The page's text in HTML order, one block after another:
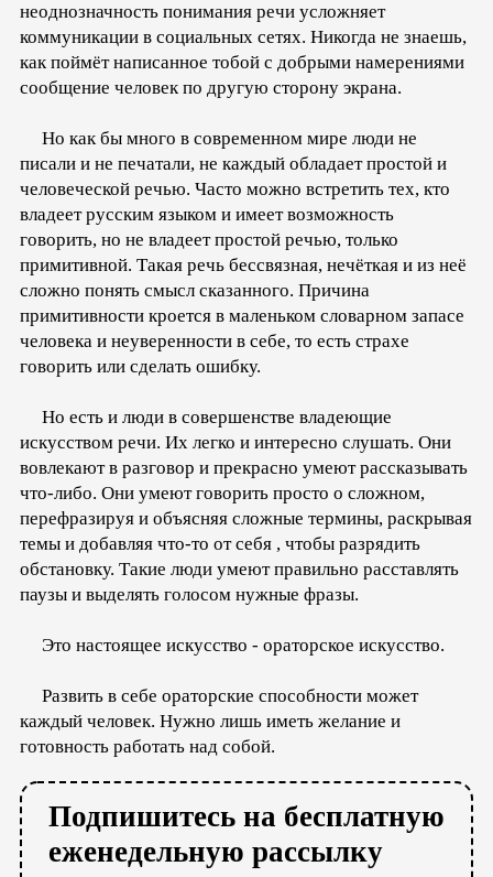
неоднозначность понимания речи усложняет
коммуникации в социальных сетях. Никогда не знаешь,
как поймёт написанное тобой с добрыми намерениями
сообщение человек по другую сторону экрана.
Но как бы много в современном мире люди не
писали и не печатали, не каждый обладает простой и
человеческой речью. Часто можно встретить тех, кто
владеет русским языком и имеет возможность
говорить, но не владеет простой речью, только
примитивной. Такая речь бессвязная, нечёткая и из неё
сложно понять смысл сказанного. Причина
примитивности кроется в маленьком словарном запасе
человека и неуверенности в себе, то есть страхе
говорить или сделать ошибку.
Но есть и люди в совершенстве владеющие
искусством речи. Их легко и интересно слушать. Они
вовлекают в разговор и прекрасно умеют рассказывать
что-либо. Они умеют говорить просто о сложном,
перефразируя и объясняя сложные термины, раскрывая
темы и добавляя что-то от себя , чтобы разрядить
обстановку. Такие люди умеют правильно расставлять
паузы и выделять голосом нужные фразы.
Это настоящее искусство - ораторское искусство.
Развить в себе ораторские способности может
каждый человек. Нужно лишь иметь желание и
готовность работать над собой.
Подпишитесь на бесплатную
еженедельную рассылку